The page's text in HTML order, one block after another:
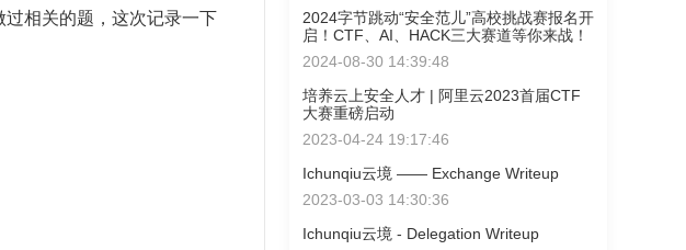
相关的题，这次记录一下
2024字节跳动“安全范儿”高校挑战赛报名开
启！CTF、AI、HACK三大赛道等你来战！
2024-08-30 14:39:48
培养云上安全人才 | 阿里云2023首届CTF
大赛重磅启动
2023-04-24 19:17:46
Ichunqiu云境 —— Exchange Writeup
2023-03-03 14:30:36
Ichunqiu云境 - Delegation Writeup